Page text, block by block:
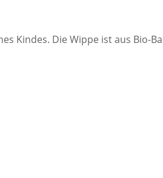
Kindes. Die Wippe ist aus Bio-